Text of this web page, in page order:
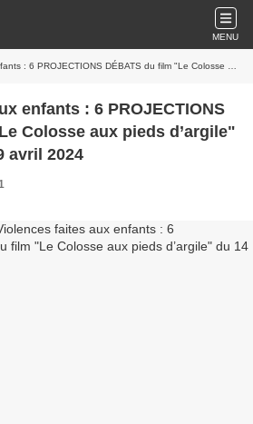
MENU
DÉBATS du film "Le Colosse aux pieds d’argile" du 14 février au 09 avril 2024
enfants : 6 PROJECTIONS
Colosse aux pieds d’argile"
avril 2024